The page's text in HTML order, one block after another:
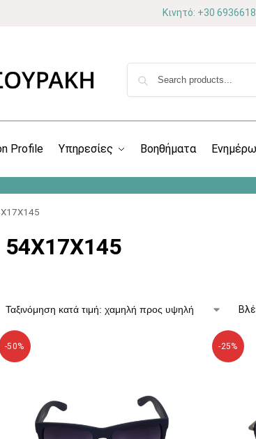
Κινητό: +30
Profile Υπηρεσίες Βοηθήματα
54X17X145
-50% -25%